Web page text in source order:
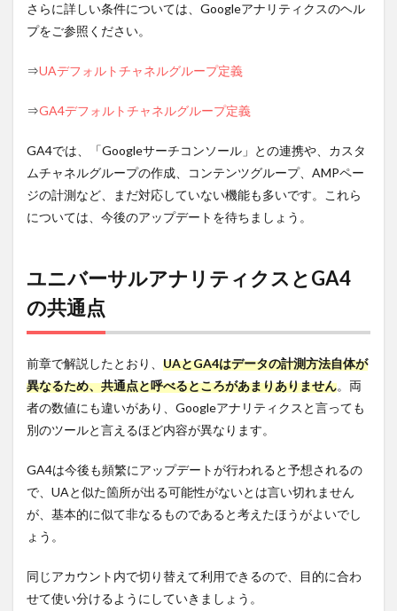
さらに詳しい条件については、Googleアナリティクスのヘル
プをご参照ください。
⇒UAデフォルトチャネルグループ定義
⇒GA4デフォルトチャネルグループ定義
GA4では、「Googleサーチコンソール」との連携や、カスタ
ムチャネルグループの作成、コンテンツグループ、AMPペー
ジの計測など、まだ対応していない機能も多いです。これら
については、今後のアップデートを待ちましょう。
ユニバーサルアナリティクスとGA4
の共通点
前章で解説したとおり、 UAとGA4はデータの計測方法自体が
異なるため、共通点と呼べるところがあまりありません。両
者の数値にも違いがあり、Googleアナリティクスと言っても
別のツールと言えるほど内容が異なります。
GA4は今後も頻繁にアップデートが行われると予想されるの
で、UAと似た箇所が出る可能性がないとは言い切れません
が、基本的に似て非なるものであると考えたほうがよいでし
ょう。
同じアカウント内で切り替えて利用できるので、目的に合わ
せて使い分けるようにしていきましょう。